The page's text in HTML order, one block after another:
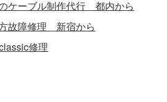
ケーブル制作代行 都内から
故障修理 新宿から
修理